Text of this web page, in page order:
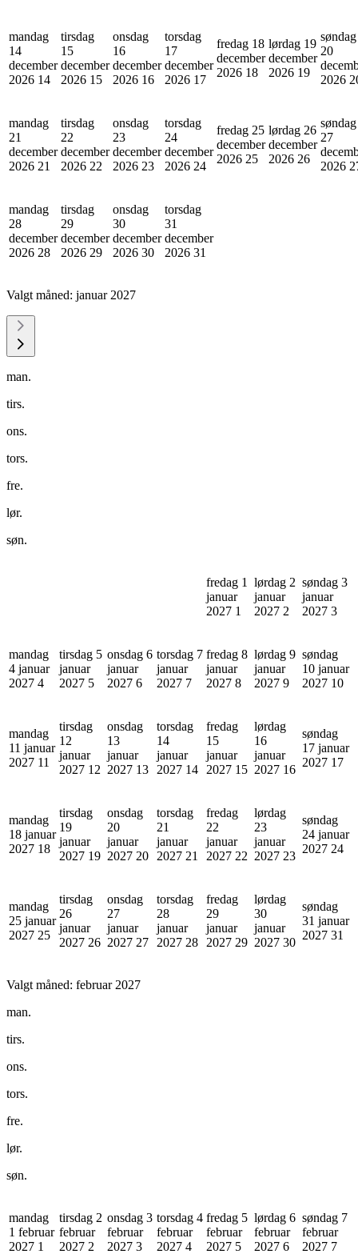
mandag
14
december
2026 14
tirsdag
15
december
2026 15
onsdag
16
december
2026 16
torsdag
17
december
2026 17
fredag 18
december
2026 18
lørdag 19
december
2026 19
søndag
20
2026
mandag
21
december
2026 21
tirsdag
22
december
2026 22
onsdag
23
december
2026 23
torsdag
24
december
2026 24
fredag 25
december
2026 25
lørdag 26
december
2026 26
søndag
27
2026
mandag
28
december
2026 28
tirsdag
29
december
2026 29
onsdag
30
december
2026 30
torsdag
31
december
2026 31
Valgt måned: januar 2027
man.
tirs.
ons.
tors.
fre.
lør.
søn.
fredag 1
januar
2027 1
lørdag 2
januar
2027 2
søndag 3
januar
2027 3
mandag
4 januar
2027 4
tirsdag 5
januar
2027 5
onsdag 6
januar
2027 6
torsdag 7
januar
2027 7
fredag 8
januar
2027 8
lørdag 9
januar
2027 9
søndag
10 januar
2027 10
mandag
11 januar
2027 11
tirsdag
12
januar
2027 12
onsdag
13
januar
2027 13
torsdag
14
januar
2027 14
fredag
15
januar
2027 15
lørdag
16
januar
2027 16
søndag
17 januar
2027 17
mandag
18 januar
2027 18
tirsdag
19
januar
2027 19
onsdag
20
januar
2027 20
torsdag
21
januar
2027 21
fredag
22
januar
2027 22
lørdag
23
januar
2027 23
søndag
24 januar
2027 24
mandag
25 januar
2027 25
tirsdag
26
januar
2027 26
onsdag
27
januar
2027 27
torsdag
28
januar
2027 28
fredag
29
januar
2027 29
lørdag
30
januar
2027 30
søndag
31 januar
2027 31
Valgt måned: februar 2027
man.
tirs.
ons.
tors.
fre.
lør.
søn.
mandag
1 februar
2027 1
tirsdag 2
februar
2027 2
onsdag 3
februar
2027 3
torsdag 4
februar
2027 4
fredag 5
februar
2027 5
lørdag 6
februar
2027 6
søndag 7
februar
2027 7